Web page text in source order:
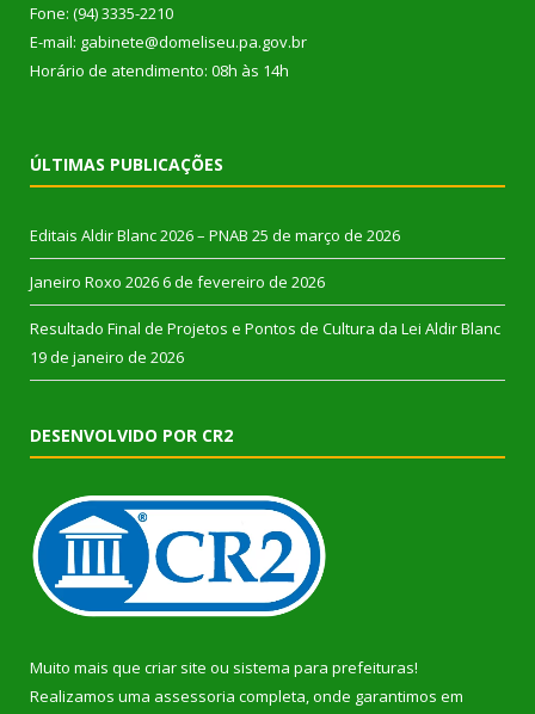
Fone: (94) 3335-2210
E-mail: gabinete@domeliseu.pa.gov.br
Horário de atendimento: 08h às 14h
ÚLTIMAS PUBLICAÇÕES
Editais Aldir Blanc 2026 – PNAB 25 de março de 2026
Janeiro Roxo 2026 6 de fevereiro de 2026
Resultado Final de Projetos e Pontos de Cultura da Lei Aldir Blanc
19 de janeiro de 2026
DESENVOLVIDO POR CR2
Muito mais que criar site ou sistema para prefeituras!
Realizamos uma assessoria completa, onde garantimos em